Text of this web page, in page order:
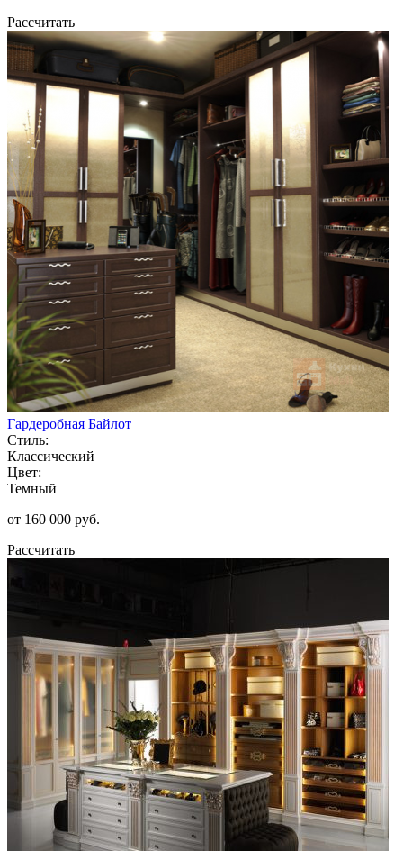
Рассчитать
Гардеробная Байлот
Стиль:
Классический
Цвет:
Темный
от 160 000 руб.
Рассчитать